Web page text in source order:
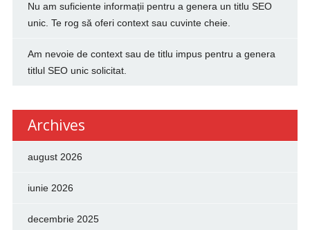
Nu am suficiente informații pentru a genera un titlu SEO
unic. Te rog să oferi context sau cuvinte cheie.
Am nevoie de context sau de titlu impus pentru a genera
titlul SEO unic solicitat.
Archives
august 2026
iunie 2026
decembrie 2025